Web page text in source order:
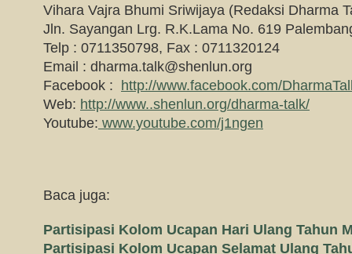
Vihara Vajra Bhumi Sriwijaya (Redaksi Dharma
Jln. Sayangan Lrg. R.K.Lama No. 619
Telp : 0711350798, Fax : 0711320124
Email : dharma.talk@shenlun.org
Facebook : http://www.facebook.com/
Web: http://www..shenlun.org/dharma-talk/
Youtube: www.youtube.com/j1ngen
Baca juga:
Partisipasi Kolom Ucapan Hari Ulang Tahun
Partisipasi Kolom Ucapan Selamat Ulang